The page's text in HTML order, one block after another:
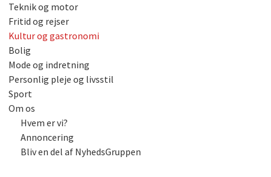
Teknik og motor
Fritid og rejser
Kultur og gastronomi
Bolig
Mode og indretning
Personlig pleje og livsstil
Sport
Om os
Hvem er vi?
Annoncering
Bliv en del af NyhedsGruppen